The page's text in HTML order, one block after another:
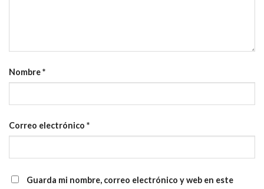
Nombre*
Correo electrónico *
Guarda mi nombre, correo electrónico y web en este